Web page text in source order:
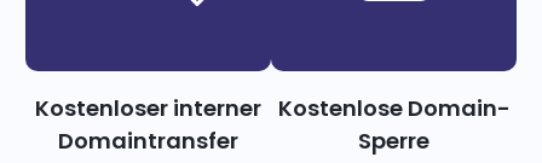
Kostenloser interner
Domaintransfer
Kostenlose Domain-
Sperre